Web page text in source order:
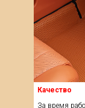
Качество
За время